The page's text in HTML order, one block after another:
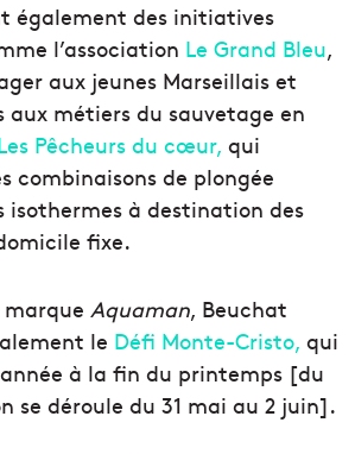
également des initiatives
l’association Le Grand Bleu,
aux jeunes Marseillais et
aux métiers du sauvetage en
Pêcheurs du cœur, qui
combinaisons de plongée
isothermes à destination des
fixe.
Aquaman, Beuchat
le Défi Monte-Cristo, qui
à la fin du printemps [du
se déroule du 31 mai au 2 juin].